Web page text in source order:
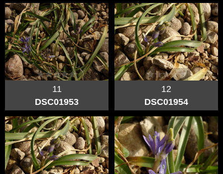
11
DSC01953
12
DSC01954